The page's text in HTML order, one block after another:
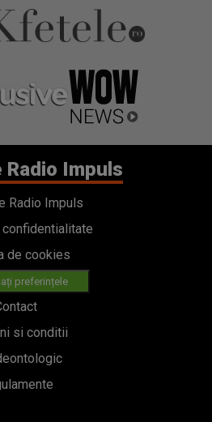
Radio Impuls
Radio Impuls
de cookies
preferințele
si conditii